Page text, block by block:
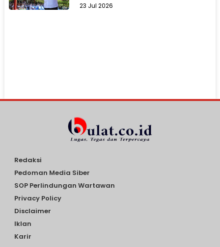
23 Jul 2026
Redaksi
Pedoman Media Siber
SOP Perlindungan Wartawan
Privacy Policy
Disclaimer
Iklan
Karir